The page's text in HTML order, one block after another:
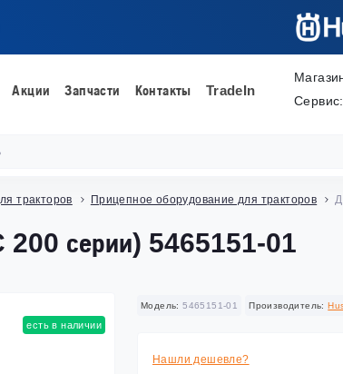
Акции Запчасти Контакты TradeIn
Сервис:
тракторов Прицепное оборудование для тракторов
200 серии) 5465151-01
есть в наличии
Модель: 5465151-01 Производитель:
Нашли дешевле?